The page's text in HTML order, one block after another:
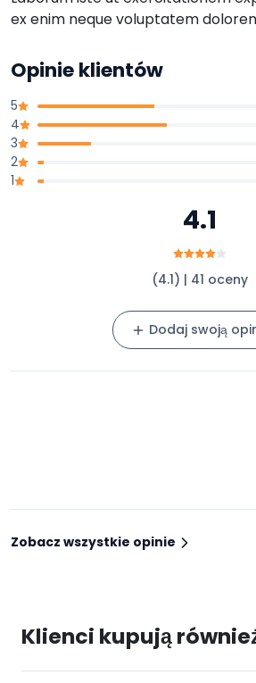
ex enim neque voluptatem
Opinie klientów
5
4
3
2
1
4.1
(4.1) | 41 oceny
Dodaj swoją
Zobacz wszystkie opinie
Klienci kupują